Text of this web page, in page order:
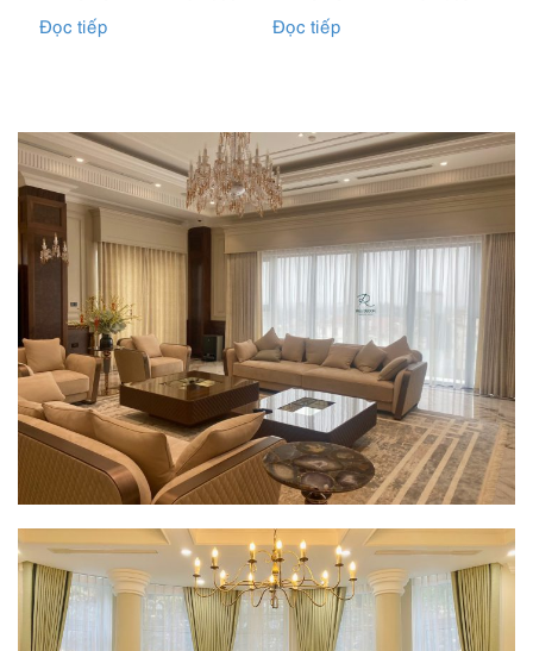
Đọc tiếp Đọc tiếp